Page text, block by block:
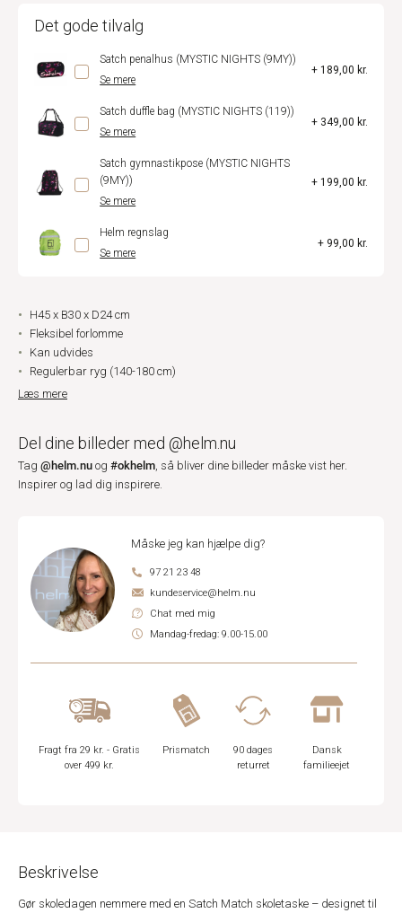
Det gode tilvalg
Satch penalhus (MYSTIC NIGHTS (9MY))
Se mere
+ 189,00 kr.
Satch duffle bag (MYSTIC NIGHTS (119))
Se mere
+ 349,00 kr.
Satch gymnastikpose (MYSTIC NIGHTS
(9MY))
Se mere
+ 199,00 kr.
Helm regnslag
Se mere
+ 99,00 kr.
H45 x B30 x D24 cm
Fleksibel forlomme
Kan udvides
Regulerbar ryg (140-180 cm)
Læs mere
Del dine billeder med @helm.nu
Tag @helm.nu og #okhelm, så bliver dine billeder måske vist her.
Inspirer og lad dig inspirere.
Måske jeg kan hjælpe dig?
97 21 23 48
kundeservice@helm.nu
Chat med mig
Mandag-fredag: 9.00-15.00
Fragt fra 29 kr. - Gratis
over 499 kr.
Prismatch
90 dages
returret
Dansk
familieejet
Beskrivelse
Gør skoledagen nemmere med en Satch Match skoletaske – designet til